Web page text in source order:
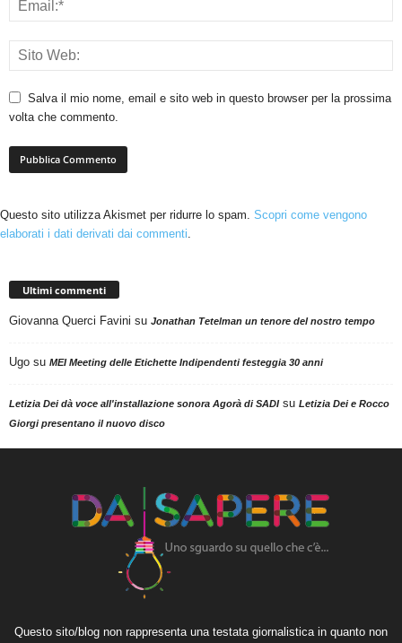
Salva il mio nome, email e sito web in questo browser per la prossima
volta che commento.
Questo sito utilizza Akismet per ridurre lo spam. Scopri come vengono
elaborati i dati derivati dai commenti.
Ultimi commenti
Giovanna Querci Favini su Jonathan Tetelman un tenore del nostro tempo
Ugo su MEI Meeting delle Etichette Indipendenti festeggia 30 anni
Letizia Dei dà voce all'installazione sonora Agorà di SADIsu Letizia Dei e Rocco
Giorgi presentano il nuovo disco
Questo sito/blog non rappresenta una testata giornalistica in quanto non